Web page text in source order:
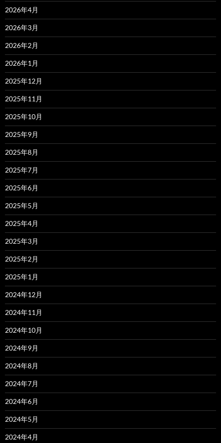
2026年4月
2026年3月
2026年2月
2026年1月
2025年12月
2025年11月
2025年10月
2025年9月
2025年8月
2025年7月
2025年6月
2025年5月
2025年4月
2025年3月
2025年2月
2025年1月
2024年12月
2024年11月
2024年10月
2024年9月
2024年8月
2024年7月
2024年6月
2024年5月
2024年4月